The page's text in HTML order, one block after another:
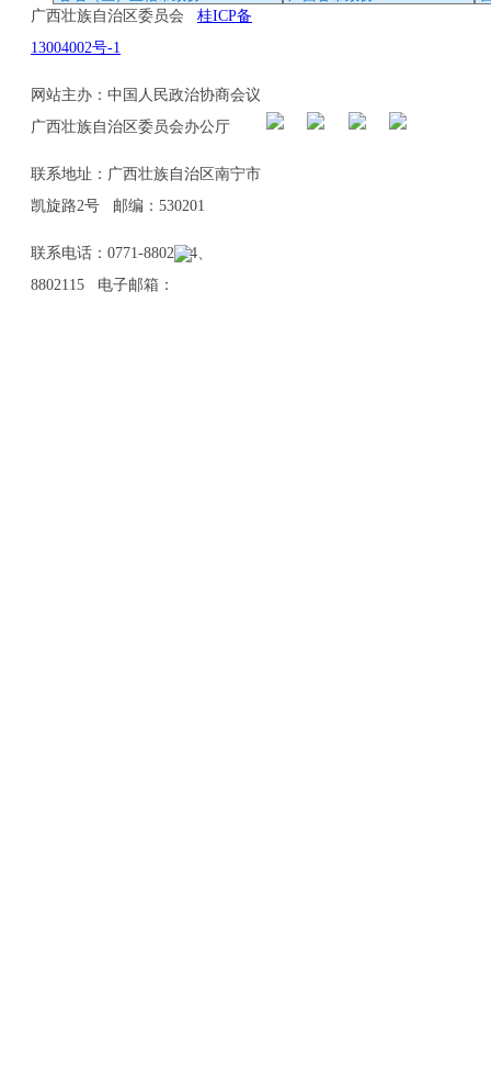
广西壮族自治区委员会 桂ICP备
13004002号-1
网站主办：中国人民政治协商会议
广西壮族自治区委员会办公厅
联系地址：广西壮族自治区南宁市
凯旋路2号 邮编：530201
联系电话：0771-8802114、
8802115 电子邮箱：